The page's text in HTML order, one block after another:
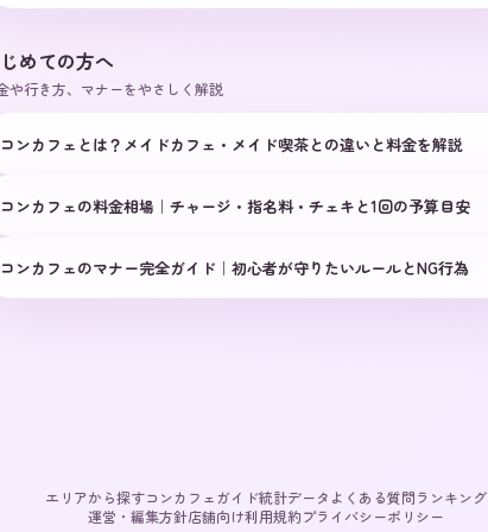
めての方へ
や行き方、マナーをやさしく解説
コンカフェとは？メイドカフェ・メイド喫茶との違いと料金を解説
コンカフェの料金相場｜チャージ・指名料・チェキと1回の予算目安
コンカフェのマナー完全ガイド｜初心者が守りたいルールとNG行為
エリアから探すコンカフェガイド統計データ よくある質問ランキング
運営・編集方針店舗向け利用規約プライバシーポリシー